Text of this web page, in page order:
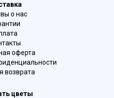
о нас
оферта
возврата
цветы